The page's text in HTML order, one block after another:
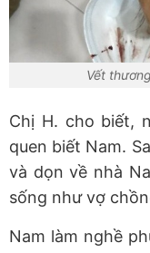
Vết
Chị H. cho biết,
quen biết Nam.
và dọn về nhà
sống như vợ
Nam làm nghề